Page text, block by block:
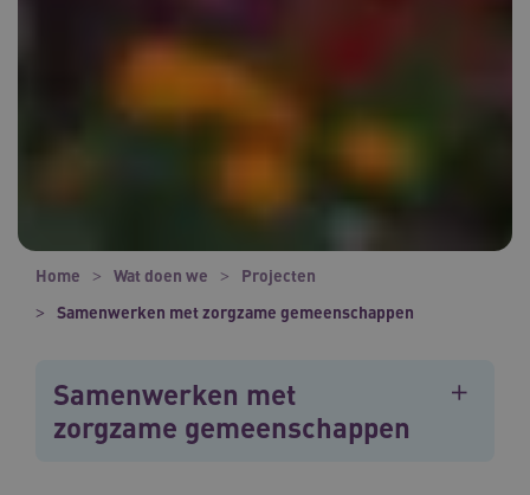
Home Wat doen we
Projecten
Samenwerken met zorgzame gemeenschappen
Samenwerken met
zorgzame gemeenschappen